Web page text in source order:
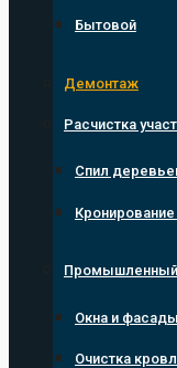
Бытовой
Демонтаж
Расчистка
Спил
Промышленный
Окна и фасады
Очистка